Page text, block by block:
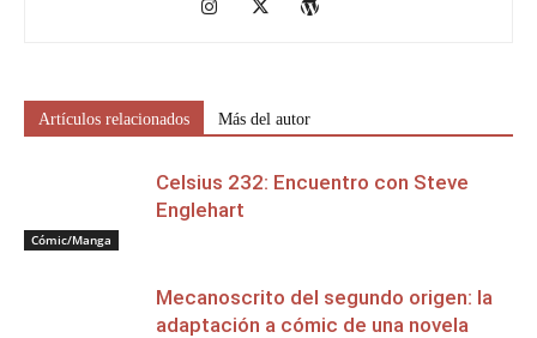
Artículos relacionados Más del autor
Cómic/Manga
Celsius 232: Encuentro con Steve
Englehart
Mecanoscrito del segundo origen: la
adaptación a cómic de una novela